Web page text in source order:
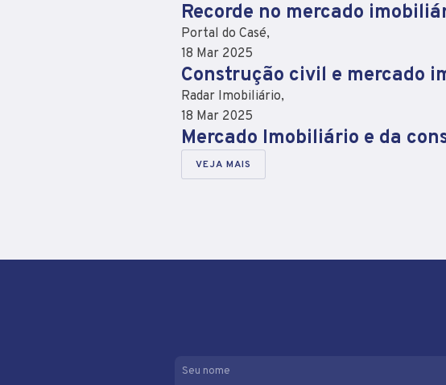
Recorde no mercado
Portal do Casé,
18 Mar 2025
Construção civil e mercado
Radar Imobiliário,
18 Mar 2025
Mercado Imobiliário e da
VEJA MAIS
Seu nome